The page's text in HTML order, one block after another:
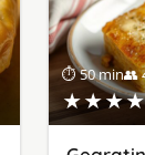
⏱ 50 min👥